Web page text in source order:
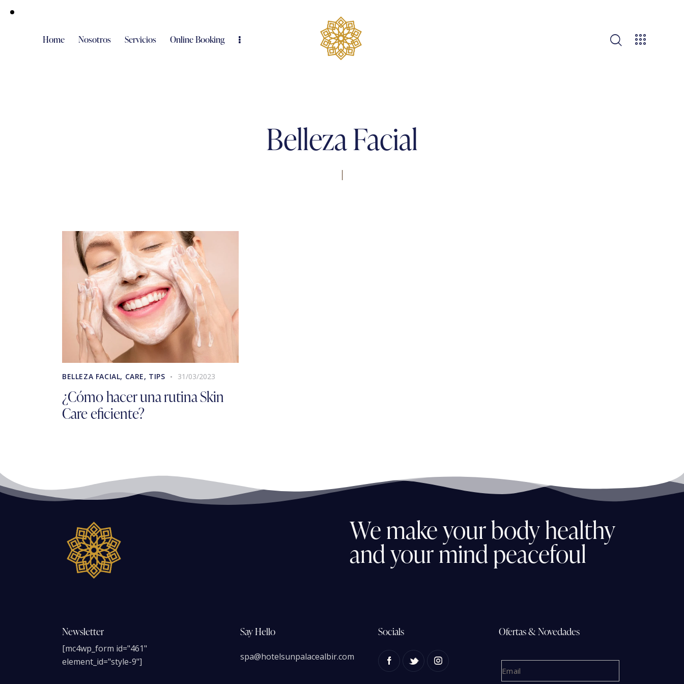
Home Nosotros Servicios Online Booking
Belleza Facial
BELLEZA FACIAL, CARE, TIPS 31/03/2023
¿Cómo hacer una rutina Skin
Care eficiente?
Wemakeyourbodyhealthy
andyourmindpeacefoul
Newsletter
[mc4wp_form id="461"
element_id="style-9"]
Say Hello
spa@hotelsunpalacealbir.com
Socials Ofertas & Novedades